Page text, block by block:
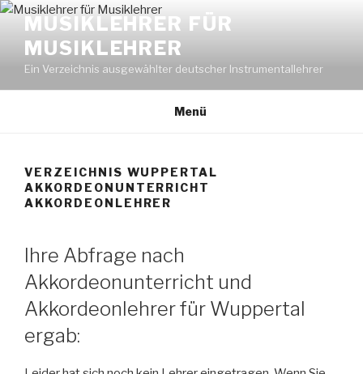
Zum
Inhalt
springen
MUSIKLEHRER FÜR
MUSIKLEHRER
Ein Verzeichnis ausgewählter deutscher Instrumentallehrer
Menü
VERZEICHNIS WUPPERTAL
AKKORDEONUNTERRICHT
AKKORDEONLEHRER
Ihre Abfrage nach
Akkordeonunterricht und
Akkordeonlehrer für Wuppertal
ergab: